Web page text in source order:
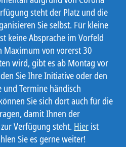
steht der Platz und die
Sie selbst. Für kleine
keine Absprache im Vorfeld
Maximum von vorerst 30
wird, gibt es ab Montag vor
Sie Ihre Initiative oder den
Termine händisch
Sie sich dort auch für die
damit Ihnen der
Verfügung steht. Hier ist
Sie es gerne weiter!